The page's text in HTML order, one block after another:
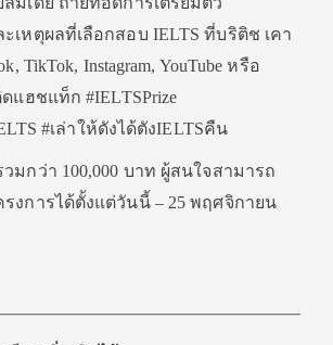
เหตุผลที่เลือกสอบ IELTSที่บริติช เคา
TikTok, Instagram, YouTube หรือ
ดแฮชแท็ก#IELTSPrize
#เล่าให้ดังได้ตังIELTSคืน
วมกว่า 100,000 บาท ผู้สนใจสามารถ
รงการได้ตั้งแต่วันนี้ – 25 พฤศจิกายน